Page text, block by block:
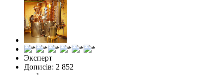
Эксперт
Дописів: 2 852